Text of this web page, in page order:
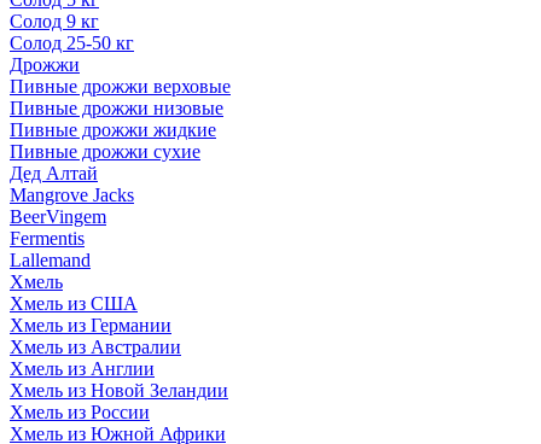
Солод 9 кг
Солод 25-50 кг
Дрожжи
Пивные дрожжи верховые
Пивные дрожжи низовые
Пивные дрожжи жидкие
Пивные дрожжи сухие
Дед Алтай
Mangrove Jacks
BeerVingem
Fermentis
Lallemand
Хмель
Хмель из США
Хмель из Германии
Хмель из Австралии
Хмель из Англии
Хмель из Новой Зеландии
Хмель из России
Хмель из Южной Африки